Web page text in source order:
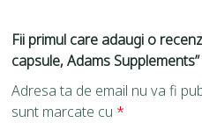
Fii primul care adaugi o
capsule, Adams Supplements”
Adresa ta de email nu va fi
sunt marcate cu *